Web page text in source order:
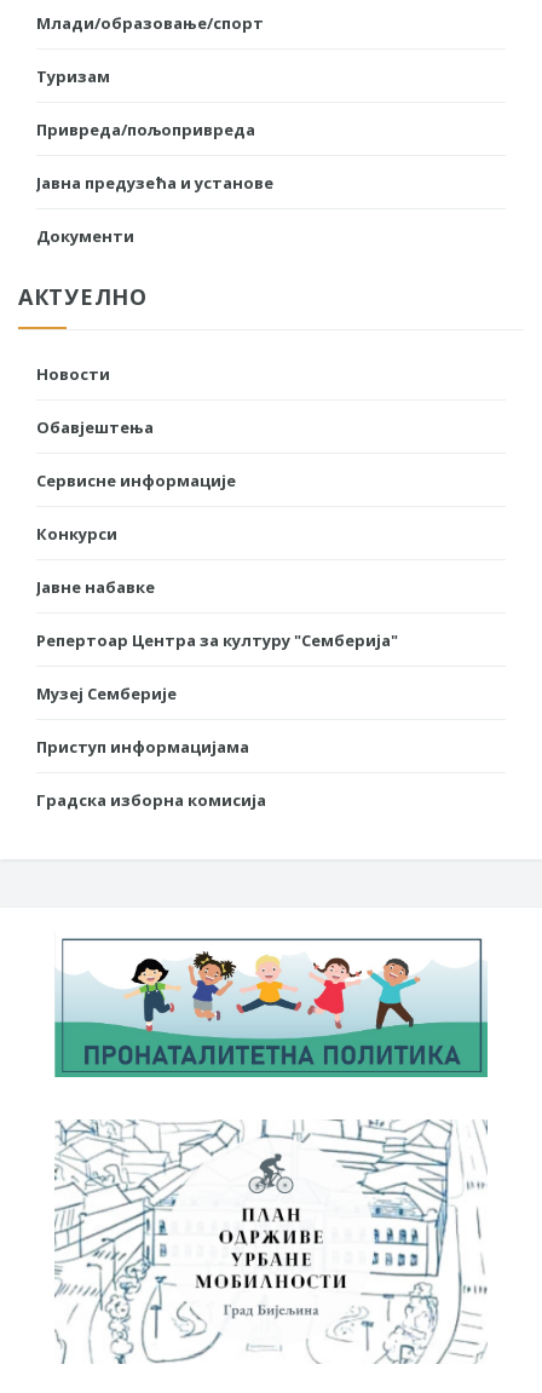
Млади/образовање/спорт
Туризам
Привреда/пољопривреда
Јавна предузећа и установе
Документи
АКТУЕЛНО
Новости
Обавјештења
Сервисне информације
Конкурси
Јавне набавке
Репертоар Центра за културу "Семберија"
Музеј Семберије
Приступ информацијама
Градска изборна комисија